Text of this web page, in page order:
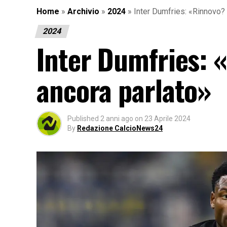
Home » Archivio » 2024 » Inter Dumfries:
2024
Inter Dumfries:
ancora parlato»
Published 2 anni ago on 23 Aprile 2024
By Redazione CalcioNews24